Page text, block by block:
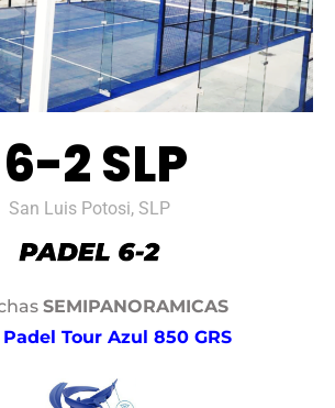
2 SLP
San Luis Potosi, SLP
SEMIPANORAMICAS
Padel Tour Azul 850 GRS